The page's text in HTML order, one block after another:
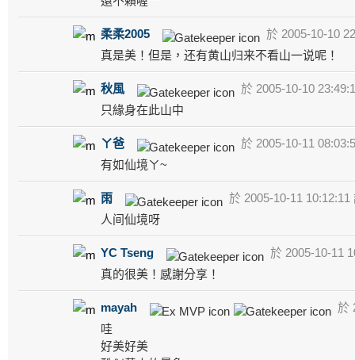
柔柔2005
於 2005-10-10
真是美！但是，还有黄山归来不看山一说呢！
秋風
於 2005-10-10
只緣身在此山中
ㄚ爸
於 2005-10-11
有如仙境ㄚ~
雨
於 2005-10-11 10:12:11
人间仙境呀
YC Tseng
於 2005-10-11
真的很美！感謝分享！
mayah
於
哇
好美好美